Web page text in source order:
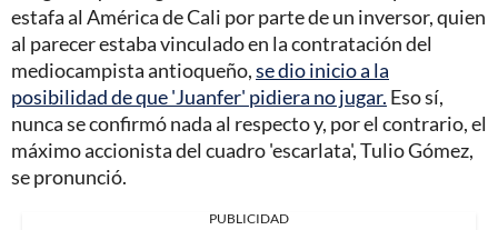
estafa al América de Cali por parte de un inversor, quien
al parecer estaba vinculado en la contratación del
mediocampista antioqueño,se dio inicio a la
posibilidad de que 'Juanfer' pidiera no jugar. Eso sí,
nunca se confirmó nada al respecto y, por el contrario, el
máximo accionista del cuadro 'escarlata', Tulio Gómez,
se pronunció.
PUBLICIDAD